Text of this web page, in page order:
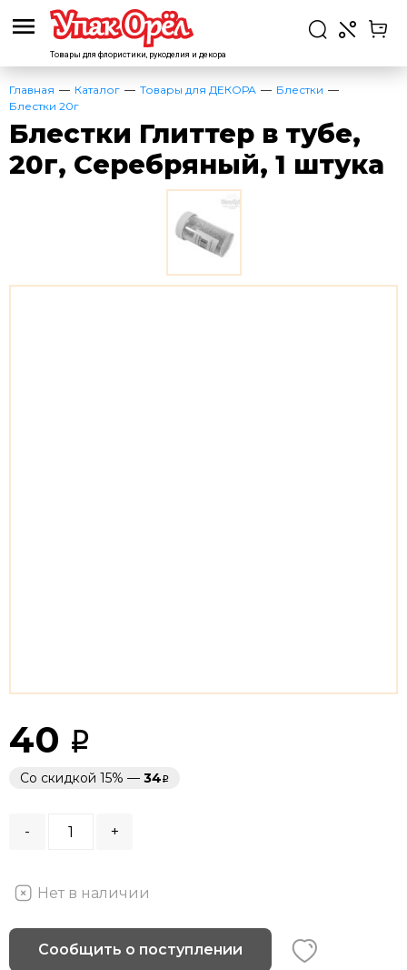
Товары для флористики, рукоделия и декора
Главная Каталог Товары для ДЕКОРА
Блестки
Блестки 20г
Блестки Глиттер в тубе,
20г, Серебряный, 1 штука
40
Со скидкой 15% — 34
- +
Нет в наличии
Сообщить о поступлении